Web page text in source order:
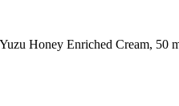
Honey Enriched Cream, 50